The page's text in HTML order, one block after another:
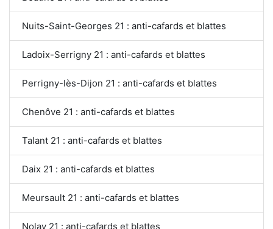
Nuits-Saint-Georges 21 : anti-cafards et blattes
Ladoix-Serrigny 21 : anti-cafards et blattes
Perrigny-lès-Dijon 21 : anti-cafards et blattes
Chenôve 21 : anti-cafards et blattes
Talant 21 : anti-cafards et blattes
Daix 21 : anti-cafards et blattes
Meursault 21 : anti-cafards et blattes
Nolay 21 : anti-cafards et blattes